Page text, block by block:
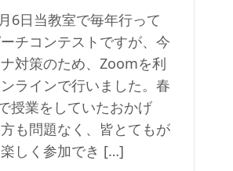
6日当教室で毎年行って
チコンテストですが、今
対策のため、Zoomを利
ラインで行いました。春
授業をしていたおかげ
も問題なく、皆とてもが
しく参加でき […]